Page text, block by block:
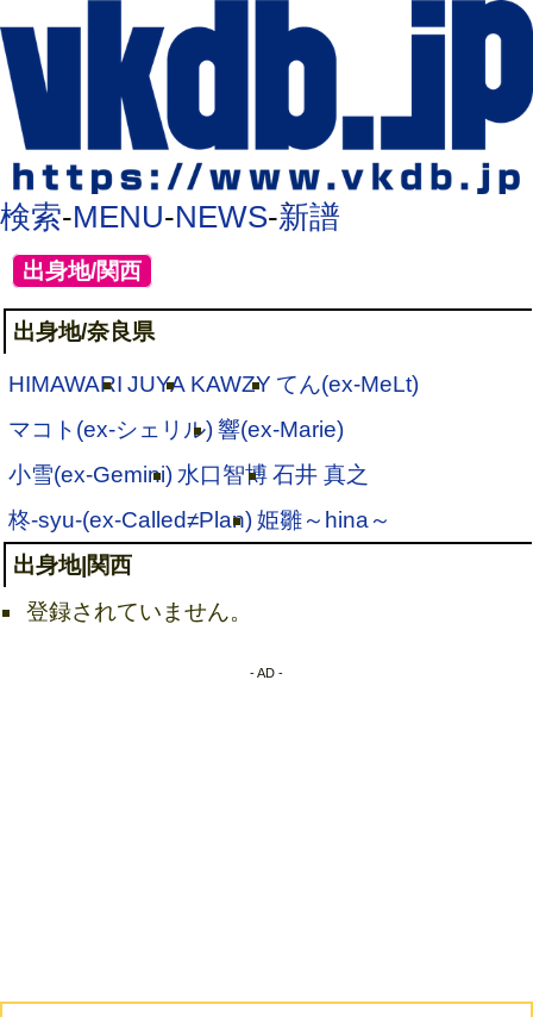
検索-MENU-NEWS-新譜
出身地/関西
出身地/奈良県
HIMAWARI JUYA KAWZY てん(ex-MeLt)
マコト(ex-シェリル)響(ex-Marie)
小雪(ex-Gemini) 水口智博石井 真之
柊-syu-(ex-Called≠Plan)姫雛～hina～
出身地|関西
登録されていません。
- AD -